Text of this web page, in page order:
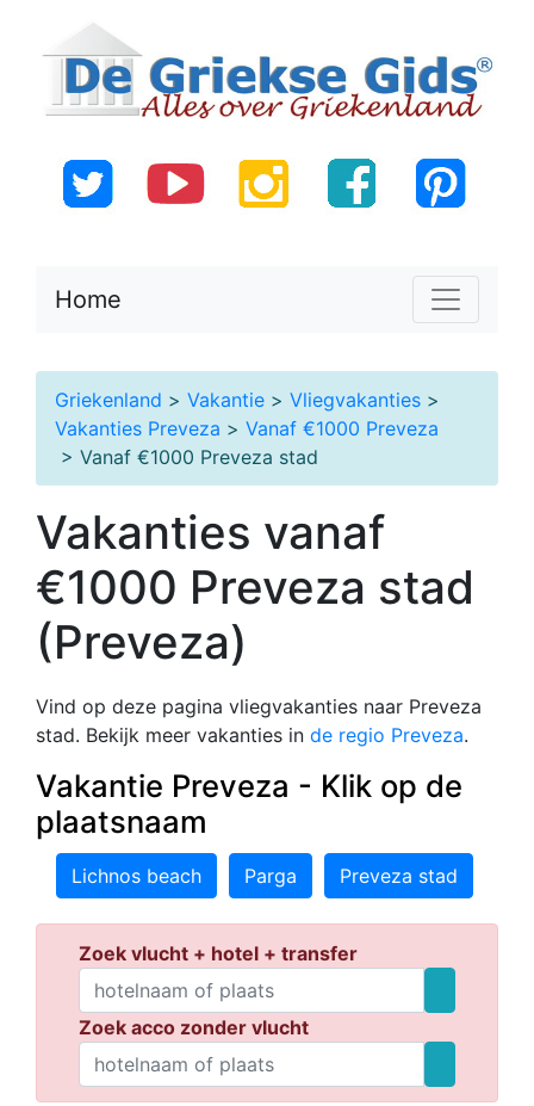
Home
Griekenland > Vakantie > Vliegvakanties >
Vakanties Preveza > Vanaf €1000 Preveza
> Vanaf €1000 Preveza stad
Vakanties vanaf
€1000 Preveza stad
(Preveza)
Vind op deze pagina vliegvakanties naar Preveza
stad. Bekijk meer vakanties in de regio Preveza.
Vakantie Preveza - Klik op de
plaatsnaam
Lichnos beach Parga Preveza stad
Zoek vlucht + hotel + transfer
Zoek acco zonder vlucht